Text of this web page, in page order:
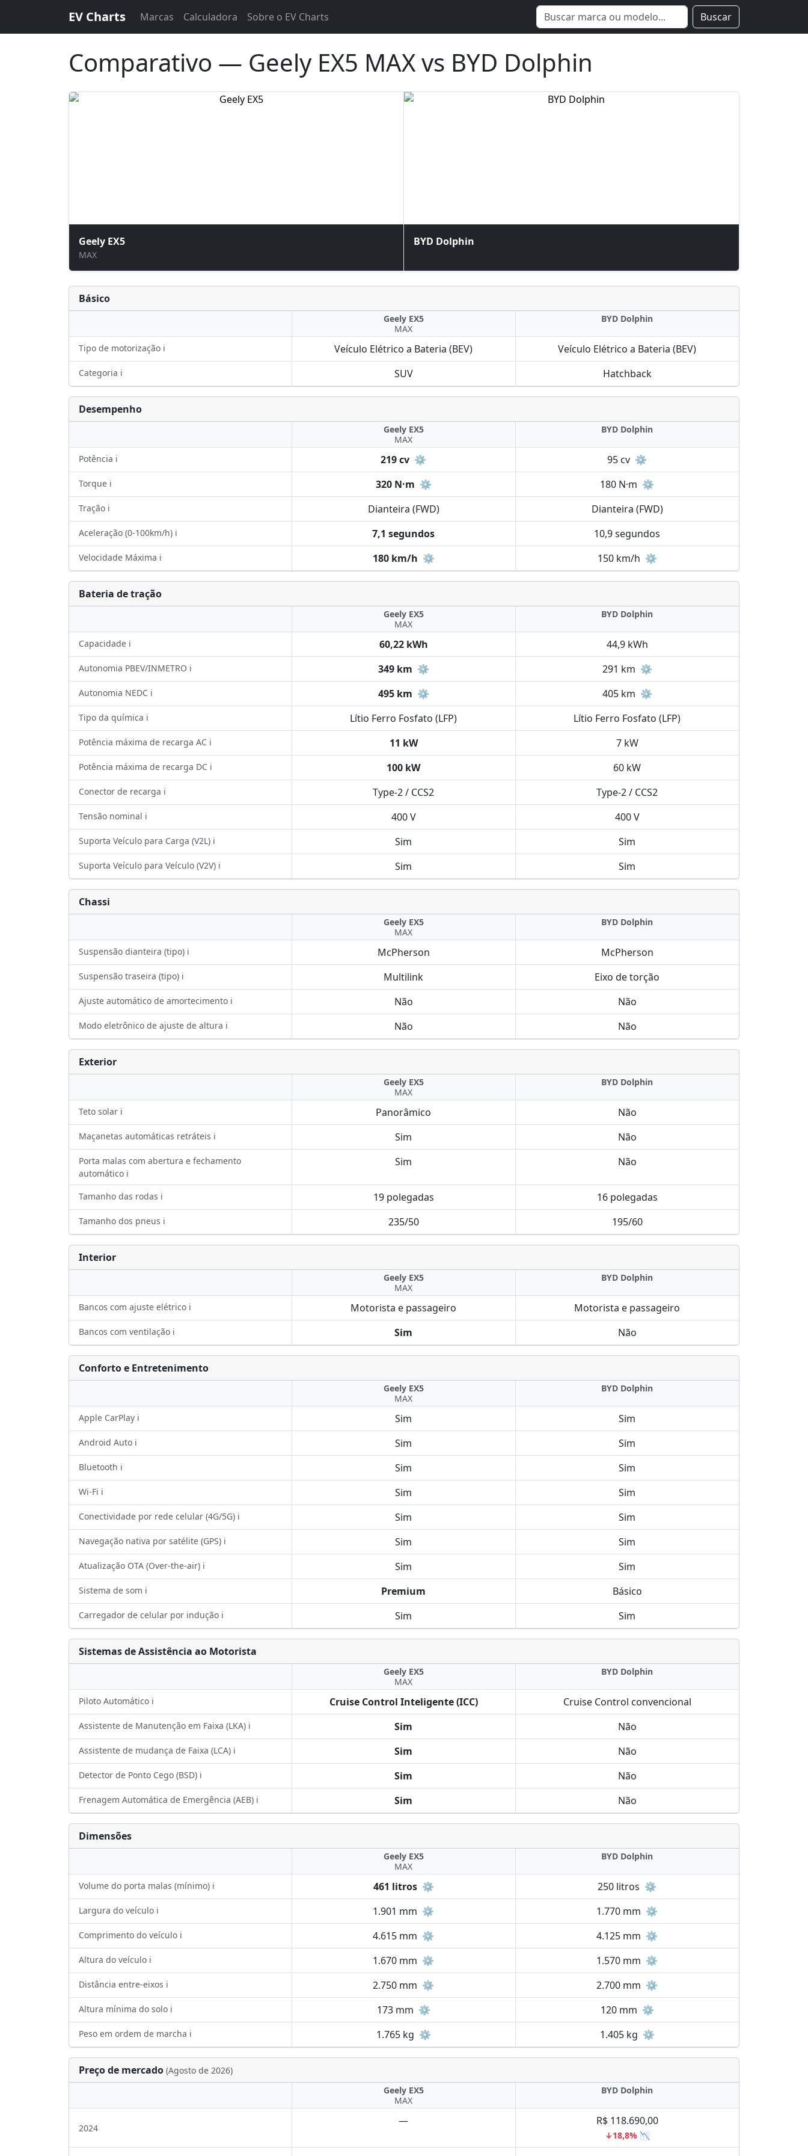
EV Charts Marcas Calculadora Sobre o EV Charts Buscar
Comparativo — Geely EX5 MAX vs BYD Dolphin
Geely EX5
MAX
BYD Dolphin
Básico
Geely EX5
MAX
BYD Dolphin
Tipo de motorização ℹ️ Veículo Elétrico a Bateria (BEV) Veículo Elétrico a Bateria (BEV)
Categoria ℹ️ SUV Hatchback
Desempenho
Geely EX5
MAX
BYD Dolphin
Potência ℹ️ 219 cv ⚙️ 95 cv ⚙️
Torque ℹ️ 320 N·m ⚙️ 180 N·m ⚙️
Tração ℹ️ Dianteira (FWD) Dianteira (FWD)
Aceleração (0-100km/h) ℹ️ 7,1 segundos 10,9 segundos
Velocidade Máxima ℹ️ 180 km/h ⚙️ 150 km/h ⚙️
Bateria de tração
Geely EX5
MAX
BYD Dolphin
Capacidade ℹ️ 60,22 kWh 44,9 kWh
Autonomia PBEV/INMETRO ℹ️ 349 km ⚙️ 291 km ⚙️
Autonomia NEDC ℹ️ 495 km ⚙️ 405 km ⚙️
Tipo da química ℹ️ Lítio Ferro Fosfato (LFP) Lítio Ferro Fosfato (LFP)
Potência máxima de recarga AC ℹ️ 11 kW 7 kW
Potência máxima de recarga DC ℹ️ 100 kW 60 kW
Conector de recarga ℹ️ Type-2 / CCS2 Type-2 / CCS2
Tensão nominal ℹ️ 400 V 400 V
Suporta Veículo para Carga (V2L) ℹ️ Sim Sim
Suporta Veículo para Veículo (V2V) ℹ️ Sim Sim
Chassi
Geely EX5
MAX
BYD Dolphin
Suspensão dianteira (tipo) ℹ️ McPherson McPherson
Suspensão traseira (tipo) ℹ️ Multilink Eixo de torção
Ajuste automático de amortecimento ℹ️ Não Não
Modo eletrônico de ajuste de altura ℹ️ Não Não
Exterior
Geely EX5
MAX
BYD Dolphin
Teto solar ℹ️ Panorâmico Não
Maçanetas automáticas retráteis ℹ️ Sim Não
Porta malas com abertura e fechamento
automático ℹ️
Sim Não
Tamanho das rodas ℹ️ 19 polegadas 16 polegadas
Tamanho dos pneus ℹ️ 235/50 195/60
Interior
Geely EX5
MAX
BYD Dolphin
Bancos com ajuste elétrico ℹ️ Motorista e passageiro Motorista e passageiro
Bancos com ventilação ℹ️ Sim Não
Conforto e Entretenimento
Geely EX5
MAX
BYD Dolphin
Apple CarPlay ℹ️ Sim Sim
Android Auto ℹ️ Sim Sim
Bluetooth ℹ️ Sim Sim
Wi-Fi ℹ️ Sim Sim
Conectividade por rede celular (4G/5G) ℹ️ Sim Sim
Navegação nativa por satélite (GPS) ℹ️ Sim Sim
Atualização OTA (Over-the-air) ℹ️ Sim Sim
Sistema de som ℹ️ Premium Básico
Carregador de celular por indução ℹ️ Sim Sim
Sistemas de Assistência ao Motorista
Geely EX5
MAX
BYD Dolphin
Piloto Automático ℹ️ Cruise Control Inteligente (ICC) Cruise Control convencional
Assistente de Manutenção em Faixa (LKA) ℹ️ Sim Não
Assistente de mudança de Faixa (LCA) ℹ️ Sim Não
Detector de Ponto Cego (BSD) ℹ️ Sim Não
Frenagem Automática de Emergência (AEB) ℹ️ Sim Não
Dimensões
Geely EX5
MAX
BYD Dolphin
Volume do porta malas (mínimo) ℹ️ 461 litros ⚙️ 250 litros ⚙️
Largura do veículo ℹ️ 1.901 mm ⚙️ 1.770 mm ⚙️
Comprimento do veículo ℹ️ 4.615 mm ⚙️ 4.125 mm ⚙️
Altura do veículo ℹ️ 1.670 mm ⚙️ 1.570 mm ⚙️
Distância entre-eixos ℹ️ 2.750 mm ⚙️ 2.700 mm ⚙️
Altura mínima do solo ℹ️ 173 mm ⚙️ 120 mm ⚙️
Peso em ordem de marcha ℹ️ 1.765 kg ⚙️ 1.405 kg ⚙️
Preço de mercado (Agosto de 2026)
Geely EX5
MAX
BYD Dolphin
2024
— R$ 118.690,00
↓18,8% 📉